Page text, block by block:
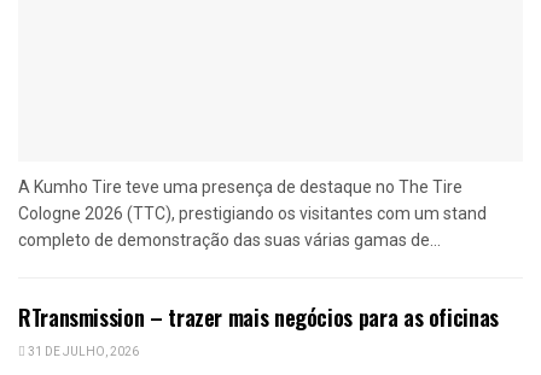
A Kumho Tire teve uma presença de destaque no The Tire
Cologne 2026 (TTC), prestigiando os visitantes com um stand
completo de demonstração das suas várias gamas de...
RTransmission – trazer mais negócios para as oficinas
31 DE JULHO, 2026